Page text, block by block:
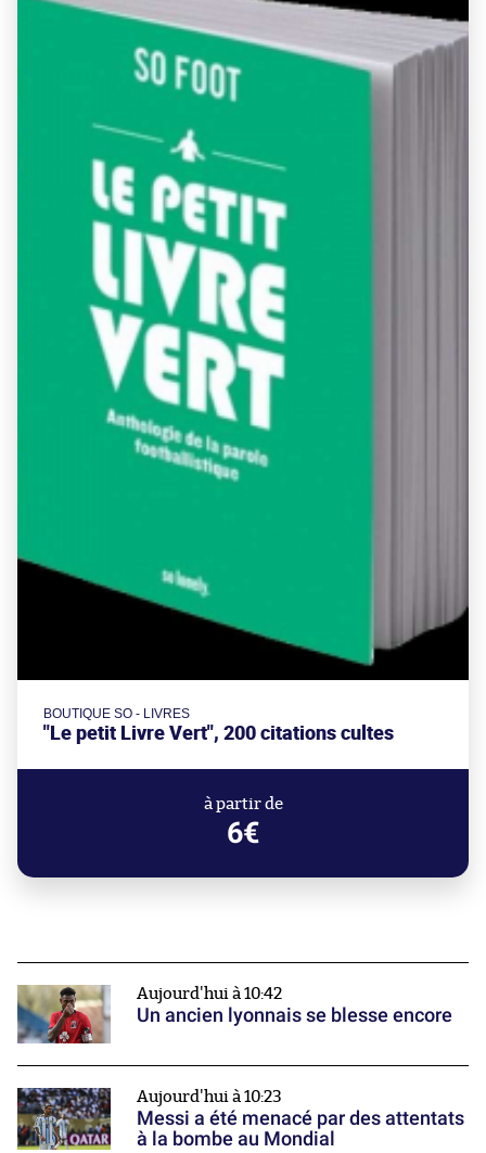
BOUTIQUE SO - LIVRES
"Le petit Livre Vert", 200 citations cultes
à partir de
6€
Aujourd'hui à 10:42
Un ancien lyonnais se blesse encore
Aujourd'hui à 10:23
Messi a été menacé par des attentats
à la bombe au Mondial